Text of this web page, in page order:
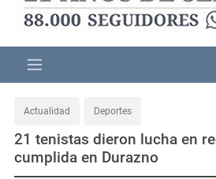
Actualidad Deportes
21 tenistas dieron lucha en
cumplida en Durazno